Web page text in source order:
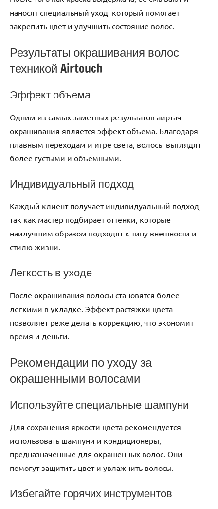
наносят специальный уход, который помогает
закрепить цвет и улучшить состояние волос.
Результаты окрашивания волос
техникой Airtouch
Эффект объема
Одним из самых заметных результатов аиртач
окрашивания является эффект объема. Благодаря
плавным переходам и игре света, волосы выглядят
более густыми и объемными.
Индивидуальный подход
Каждый клиент получает индивидуальный подход,
так как мастер подбирает оттенки, которые
наилучшим образом подходят к типу внешности и
стилю жизни.
Легкость в уходе
После окрашивания волосы становятся более
легкими в укладке. Эффект растяжки цвета
позволяет реже делать коррекцию, что экономит
время и деньги.
Рекомендации по уходу за
окрашенными волосами
Используйте специальные шампуни
Для сохранения яркости цвета рекомендуется
использовать шампуни и кондиционеры,
предназначенные для окрашенных волос. Они
помогут защитить цвет и увлажнить волосы.
Избегайте горячих инструментов